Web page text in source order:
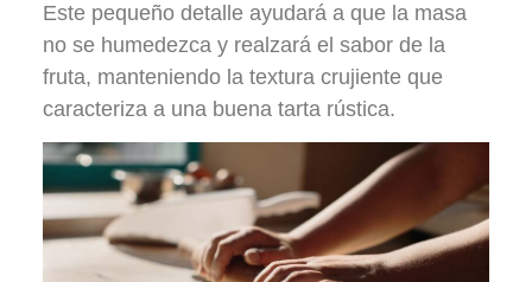
Este pequeño detalle ayudará a que la masa
no se humedezca y realzará el sabor de la
fruta, manteniendo la textura crujiente que
caracteriza a una buena tarta rústica.